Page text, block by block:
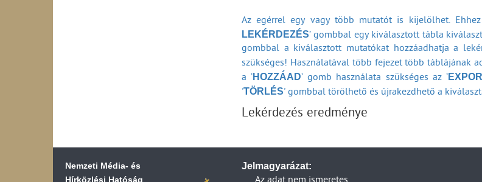
Az egérrel egy vagy több mutatót is kijelölhet.
LEKÉRDEZÉS’ gombbal egy kiválasztott tábla
gombbal a kiválasztott mutatókat hozzáadhatja a
szükséges! Használatával több fejezet több táblájának
a ’HOZZÁAD’ gomb használata szükséges az ’
'TÖRLÉS' gombbal törölhető és újrakezdhető a
Lekérdezés eredménye
Nemzeti Média- és
Hírközlési Hatóság
Jelmagyarázat: